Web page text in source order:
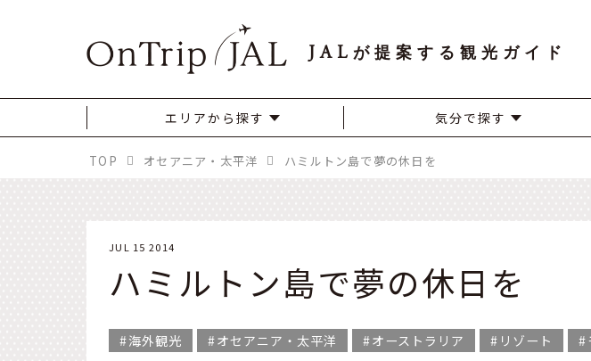
JAL が提案する観光ガイド
エリアから探す 気分で探す
TOP オセアニア・太平洋 ハミルトン島で夢の休日を
JUL 15 2014
ハミルトン島で夢の休日を
海外観光 オセアニア・太平洋 オーストラリア リゾート